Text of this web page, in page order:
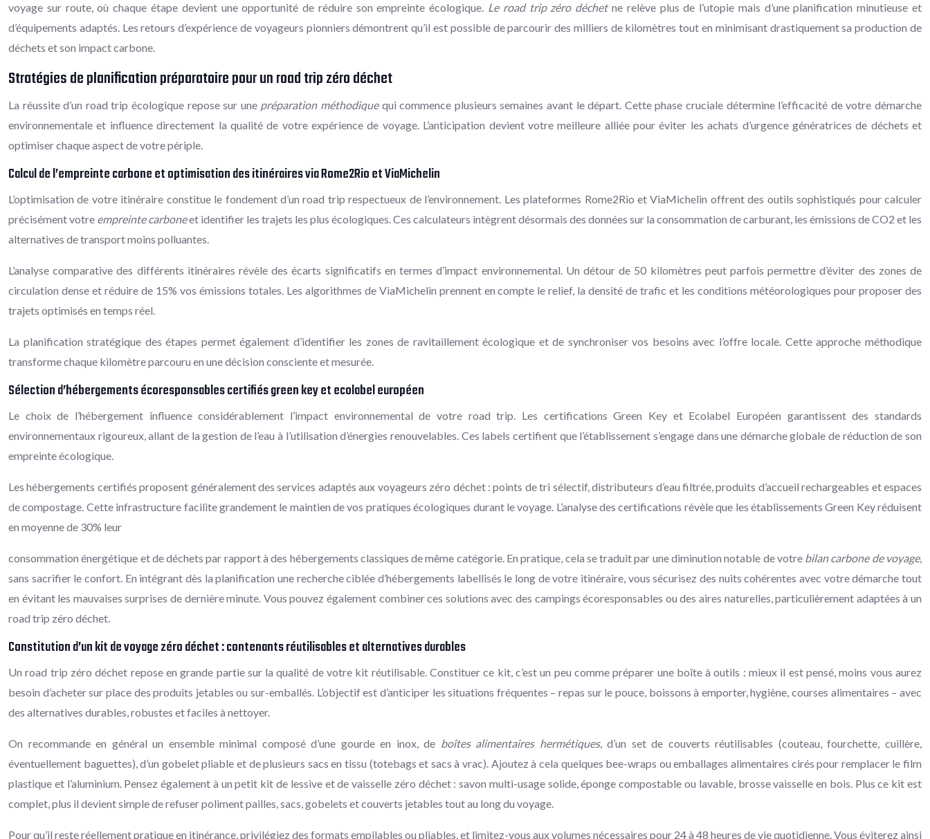
voyage sur route, où chaque étape devient une opportunité de réduire son empreinte écologique. Le road trip zéro déchetne relève plus de l’utopie mais d’une planification minutieuse et
d’équipements adaptés. Les retours d’expérience de voyageurs pionniers démontrent qu’il est possible de parcourir des milliers de kilomètres tout en minimisant drastiquement sa production de
déchets et son impact carbone.
Stratégies de planification préparatoire pour un road trip zéro déchet
La réussite d’un road trip écologique repose sur une préparation méthodiquequi commence plusieurs semaines avant le départ. Cette phase cruciale détermine l’efficacité de votre démarche
environnementale et influence directement la qualité de votre expérience de voyage. L’anticipation devient votre meilleure alliée pour éviter les achats d’urgence génératrices de déchets et
optimiser chaque aspect de votre périple.
Calcul de l’empreinte carbone et optimisation des itinéraires via Rome2Rio et ViaMichelin
L’optimisation de votre itinéraire constitue le fondement d’un road trip respectueux de l’environnement. Les plateformes Rome2Rio et ViaMichelin offrent des outils sophistiqués pour calculer
précisément votre empreinte carboneet identifier les trajets les plus écologiques. Ces calculateurs intègrent désormais des données sur la consommation de carburant, les émissions de CO2 et les
alternatives de transport moins polluantes.
L’analyse comparative des différents itinéraires révèle des écarts significatifs en termes d’impact environnemental. Un détour de 50 kilomètres peut parfois permettre d’éviter des zones de
circulation dense et réduire de 15% vos émissions totales. Les algorithmes de ViaMichelin prennent en compte le relief, la densité de trafic et les conditions météorologiques pour proposer des
trajets optimisés en temps réel.
La planification stratégique des étapes permet également d’identifier les zones de ravitaillement écologique et de synchroniser vos besoins avec l’offre locale. Cette approche méthodique
transforme chaque kilomètre parcouru en une décision consciente et mesurée.
Sélection d’hébergements écoresponsables certifiés green key et ecolabel européen
Le choix de l’hébergement influence considérablement l’impact environnemental de votre road trip. Les certifications Green Key et Ecolabel Européen garantissent des standards
environnementaux rigoureux, allant de la gestion de l’eau à l’utilisation d’énergies renouvelables. Ces labels certifient que l’établissement s’engage dans une démarche globale de réduction de son
empreinte écologique.
Les hébergements certifiés proposent généralement des services adaptés aux voyageurs zéro déchet : points de tri sélectif, distributeurs d’eau filtrée, produits d’accueil rechargeables et espaces
de compostage. Cette infrastructure facilite grandement le maintien de vos pratiques écologiques durant le voyage. L’analyse des certifications révèle que les établissements Green Key réduisent
en moyenne de 30% leur
consommation énergétique et de déchets par rapport à des hébergements classiques de même catégorie. En pratique, cela se traduit par une diminution notable de votre bilan carbone de voyage,
sans sacrifier le confort. En intégrant dès la planification une recherche ciblée d’hébergements labellisés le long de votre itinéraire, vous sécurisez des nuits cohérentes avec votre démarche tout
en évitant les mauvaises surprises de dernière minute. Vous pouvez également combiner ces solutions avec des campings écoresponsables ou des aires naturelles, particulièrement adaptées à un
road trip zéro déchet.
Constitution d’un kit de voyage zéro déchet : contenants réutilisables et alternatives durables
Un road trip zéro déchet repose en grande partie sur la qualité de votre kit réutilisable. Constituer ce kit, c’est un peu comme préparer une boîte à outils : mieux il est pensé, moins vous aurez
besoin d’acheter sur place des produits jetables ou sur-emballés. L’objectif est d’anticiper les situations fréquentes – repas sur le pouce, boissons à emporter, hygiène, courses alimentaires – avec
des alternatives durables, robustes et faciles à nettoyer.
On recommande en général un ensemble minimal composé d’une gourde en inox, de boîtes alimentaires hermétiques, d’un set de couverts réutilisables (couteau, fourchette, cuillère,
éventuellement baguettes), d’un gobelet pliable et de plusieurs sacs en tissu (totebags et sacs à vrac). Ajoutez à cela quelques bee-wraps ou emballages alimentaires cirés pour remplacer le film
plastique et l’aluminium. Pensez également à un petit kit de lessive et de vaisselle zéro déchet : savon multi-usage solide, éponge compostable ou lavable, brosse vaisselle en bois. Plus ce kit est
complet, plus il devient simple de refuser poliment pailles, sacs, gobelets et couverts jetables tout au long du voyage.
Pour qu’il reste réellement pratique en itinérance, privilégiez des formats empilables ou pliables, et limitez-vous aux volumes nécessaires pour 24 à 48 heures de vie quotidienne. Vous éviterez ainsi